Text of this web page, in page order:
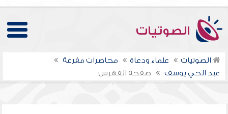
الصوتيات
الصوتيات علماء ودعاة
محاضرات مفرغة
عبد الحي يوسف
صفحة الفهرس